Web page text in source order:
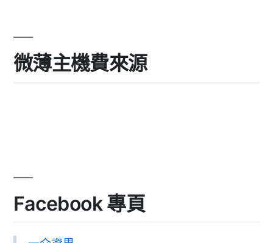
微薄主機費來源
Facebook 專頁